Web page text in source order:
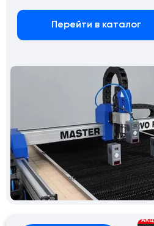
Перейти в каталог